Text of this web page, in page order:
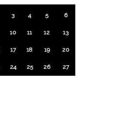
3 4 5 6
10 11 12 13
17 18 19 20
24 25 26 27